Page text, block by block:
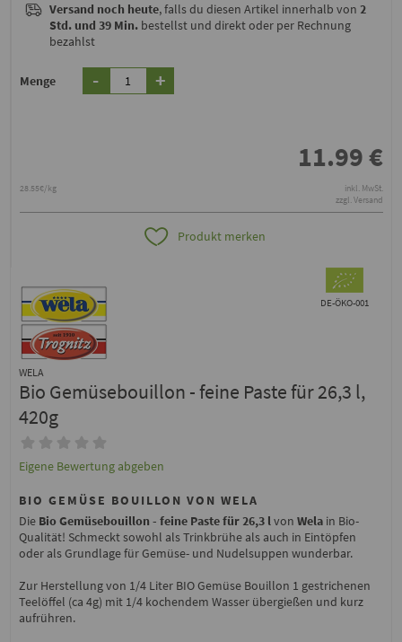
Versand noch heute, falls du diesen Artikel innerhalb von 2
Std. und 39 Min. bestellst und direkt oder per Rechnung
bezahlst
Menge - +
11.99€
28.55€/kg
inkl. MwSt.
zzgl. Versand
Produkt merken
DE-ÖKO-001
WELA
Bio Gemüsebouillon - feine Paste für 26,3 l,
420g
Eigene Bewertung abgeben
BIO GEMÜSE BOUILLON VON WELA
Die Bio Gemüsebouillon - feine Paste für 26,3 lvon Welain Bio-
Qualität! Schmeckt sowohl als Trinkbrühe als auch in Eintöpfen
oder als Grundlage für Gemüse- und Nudelsuppen wunderbar.
Zur Herstellung von 1/4 Liter BIO Gemüse Bouillon 1 gestrichenen
Teelöffel (ca 4g) mit 1/4 kochendem Wasser übergießen und kurz
aufrühren.